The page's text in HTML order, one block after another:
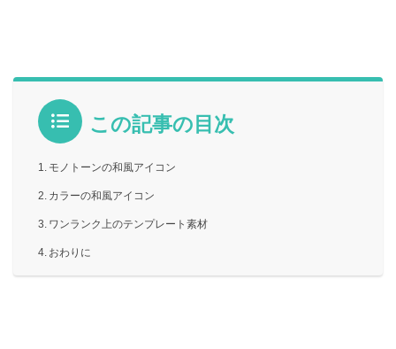
この記事の目次
モノトーンの和風アイコン
カラーの和風アイコン
ワンランク上のテンプレート素材
おわりに